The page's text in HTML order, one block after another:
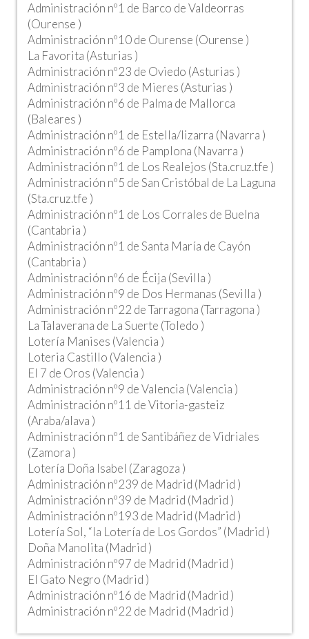
Administración nº1 de Barco de Valdeorras
(Ourense )
Administración nº10 de Ourense (Ourense )
La Favorita (Asturias )
Administración nº23 de Oviedo (Asturias )
Administración nº3 de Mieres (Asturias )
Administración nº6 de Palma de Mallorca
(Baleares )
Administración nº1 de Estella/lizarra (Navarra )
Administración nº6 de Pamplona (Navarra )
Administración nº1 de Los Realejos (Sta.cruz.tfe )
Administración nº5 de San Cristóbal de La Laguna
(Sta.cruz.tfe )
Administración nº1 de Los Corrales de Buelna
(Cantabria )
Administración nº1 de Santa María de Cayón
(Cantabria )
Administración nº6 de Écija (Sevilla )
Administración nº9 de Dos Hermanas (Sevilla )
Administración nº22 de Tarragona (Tarragona )
La Talaverana de La Suerte (Toledo )
Lotería Manises (Valencia )
Loteria Castillo (Valencia )
El 7 de Oros (Valencia )
Administración nº9 de Valencia (Valencia )
Administración nº11 de Vitoria-gasteiz
(Araba/alava )
Administración nº1 de Santibáñez de Vidriales
(Zamora )
Lotería Doña Isabel (Zaragoza )
Administración nº239 de Madrid (Madrid )
Administración nº39 de Madrid (Madrid )
Administración nº193 de Madrid (Madrid )
Lotería Sol, “la Lotería de Los Gordos” (Madrid )
Doña Manolita (Madrid )
Administración nº97 de Madrid (Madrid )
El Gato Negro (Madrid )
Administración nº16 de Madrid (Madrid )
Administración nº22 de Madrid (Madrid )